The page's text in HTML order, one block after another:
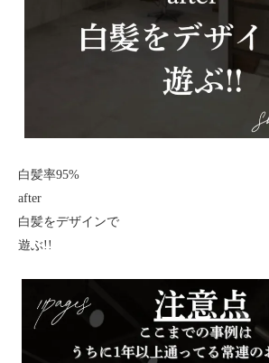
白髪率95%
after
白髪をデザインで
遊ぶ!!